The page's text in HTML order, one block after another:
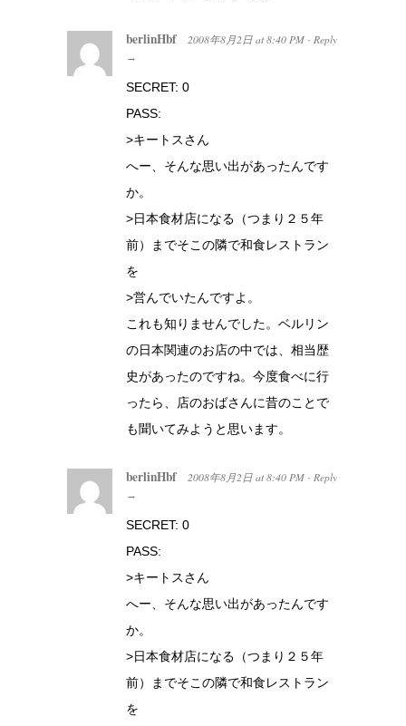
berlinHbf 2008年8月2日 at 8:40 PM · Reply
→
SECRET: 0
PASS:
>キートスさん
へー、そんな思い出があったんです
か。
>日本食材店になる（つまり２５年
前）までそこの隣で和食レストラン
を
>営んでいたんですよ。
これも知りませんでした。ベルリン
の日本関連のお店の中では、相当歴
史があったのですね。今度食べに行
ったら、店のおばさんに昔のことで
も聞いてみようと思います。
berlinHbf 2008年8月2日 at 8:40 PM · Reply
→
SECRET: 0
PASS:
>キートスさん
へー、そんな思い出があったんです
か。
>日本食材店になる（つまり２５年
前）までそこの隣で和食レストラン
を